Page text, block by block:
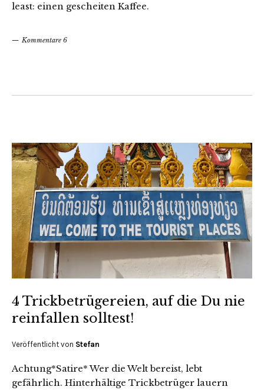
least: einen gescheiten Kaffee.
Kommentare 6
4 Trickbetrügereien, auf die Du nie
reinfallen solltest!
Veröffentlicht von Stefan
Achtung*Satire* Wer die Welt bereist, lebt
gefährlich. Hinterhältige Trickbetrüger lauern